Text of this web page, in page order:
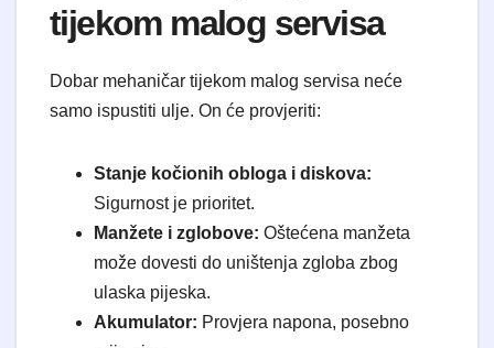
tijekom malog servisa
Dobar mehaničar tijekom malog servisa neće
samo ispustiti ulje. On će provjeriti:
Stanje kočionih obloga i diskova:
Sigurnost je prioritet.
Manžete i zglobove: Oštećena manžeta
može dovesti do uništenja zgloba zbog
ulaska pijeska.
Akumulator: Provjera napona, posebno